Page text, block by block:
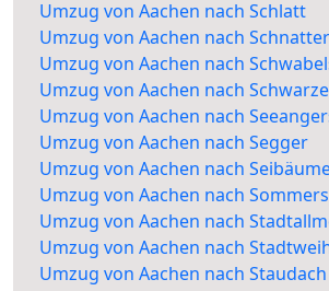
Umzug von Aachen nach Schlatt
Umzug von Aachen nach
Umzug von Aachen nach
Umzug von Aachen nach
Umzug von Aachen nach
Umzug von Aachen nach Segger
Umzug von Aachen nach
Umzug von Aachen nach Sommers
Umzug von Aachen nach
Umzug von Aachen nach
Umzug von Aachen nach Staudach